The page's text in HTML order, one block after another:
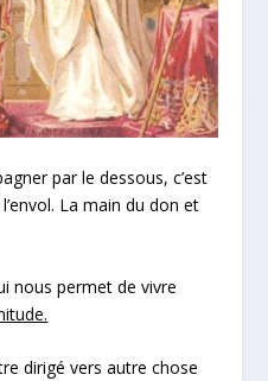
par le dessous, c’est
La main du don et
nous permet de vivre
dirigé vers autre chose